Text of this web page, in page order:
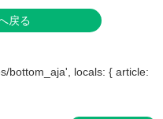
戻る
bottom_aja', locals: { article: